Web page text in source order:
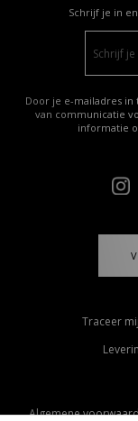
Schrijf je in
Door je e-mailadres
van communicatie
informatie
Traceer
Algemene